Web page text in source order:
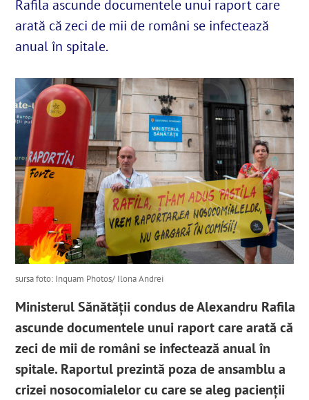
Despre noi
English
SUSȚINE
Cautare...
Rafila ascunde documentele unui raport care
arată că zeci de mii de români se infectează
anual în spitale.
sursa foto: Inquam Photos/ Ilona Andrei
Ministerul Sănătății condus de Alexandru Rafila
ascunde documentele unui raport care arată că
zeci de mii de români se infectează anual în
spitale. Raportul prezintă poza de ansamblu a
crizei nosocomialelor cu care se aleg pacienții